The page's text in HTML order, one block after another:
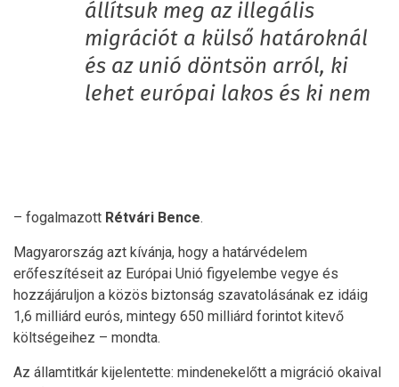
állítsuk meg az illegális
migrációt a külső határoknál
és az unió döntsön arról, ki
lehet európai lakos és ki nem
– fogalmazott Rétvári Bence.
Magyarország azt kívánja, hogy a határvédelem
erőfeszítéseit az Európai Unió figyelembe vegye és
hozzájáruljon a közös biztonság szavatolásának ez idáig
1,6 milliárd eurós, mintegy 650 milliárd forintot kitevő
költségeihez – mondta.
Az államtitkár kijelentette: mindenekelőtt a migráció okaival